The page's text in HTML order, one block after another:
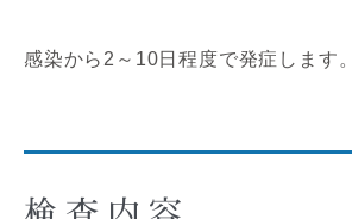
感染から2～10日程度で発症します。
検査内容